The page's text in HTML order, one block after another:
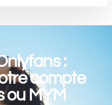
accroître votre visibilité sur
:
compte
ou MYM